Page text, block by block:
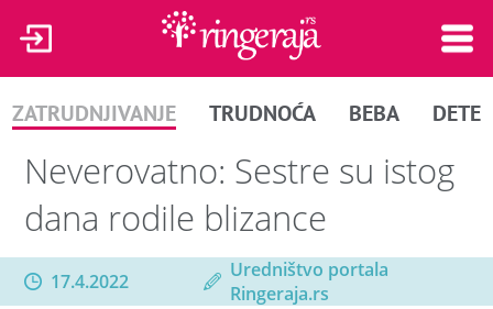
ZATRUDNJIVANJE TRUDNOĆA BEBA DETE
Neverovatno: Sestre su istog
dana rodile blizance
17.4.2022
Uredništvo portala
Ringeraja.rs